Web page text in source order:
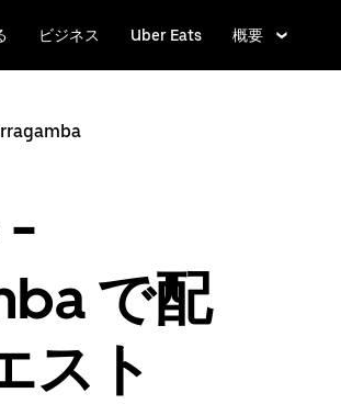
ビジネス Uber Eats 概要
-
で配
スト